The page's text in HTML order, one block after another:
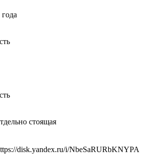
года
стоящая
disk.yandex.ru/i/NbeSaRURbKNYPA